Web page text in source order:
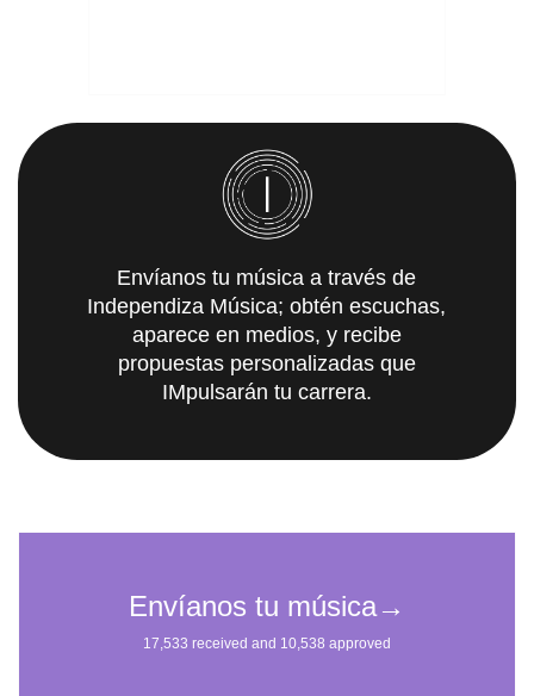
Envíanos tu música a través de
Independiza Música; obtén escuchas,
aparece en medios, y recibe
propuestas personalizadas que
IMpulsarán tu carrera.